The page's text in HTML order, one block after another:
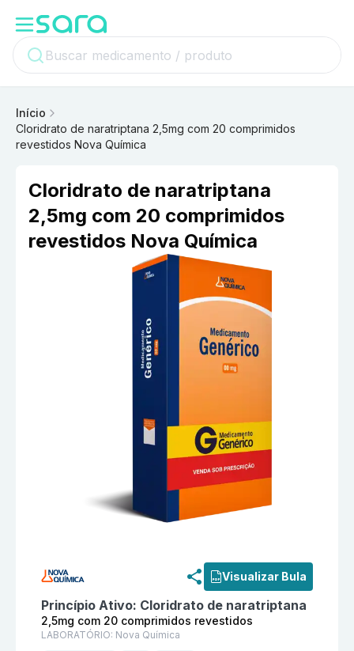
Início
Cloridrato de naratriptana 2,5mg com 20 comprimidos
revestidos Nova Química
Cloridrato de naratriptana
2,5mg com 20 comprimidos
revestidos Nova Química
Visualizar Bula
Princípio Ativo: Cloridrato de naratriptana
2,5mg com 20 comprimidos revestidos
LABORATÓRIO: Nova Química